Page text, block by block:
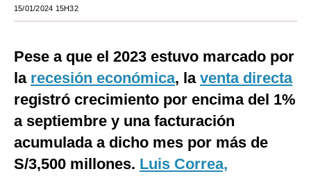
México
España
Internacional
Tecnología
Club del Suscriptor
15/01/2024 15H32
Pese a que el 2023 estuvo marcado por
la recesión económica, la venta directa
registró crecimiento por encima del 1%
a septiembre y una facturación
acumulada a dicho mes por más de
S/3,500 millones. Luis Correa,